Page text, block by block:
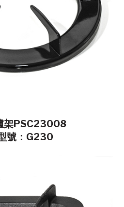
架PSC23008
號：G230